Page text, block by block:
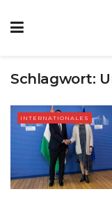
Schlagwort:
INTERNATIONALES